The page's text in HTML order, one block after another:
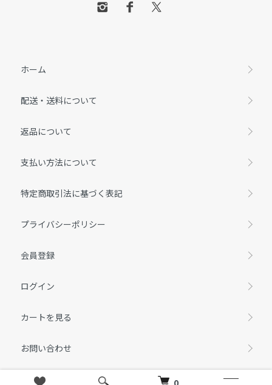
0
ホーム
配送・送料について
返品について
支払い方法について
特定商取引法に基づく表記
プライバシーポリシー
会員登録
ログイン
カートを見る
お問い合わせ